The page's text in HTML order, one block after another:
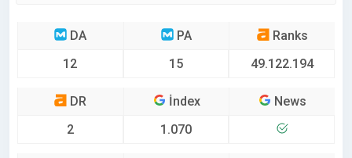
DA
12
PA
15
Ranks
49.122.194
DR
2
İndex
1.070
News